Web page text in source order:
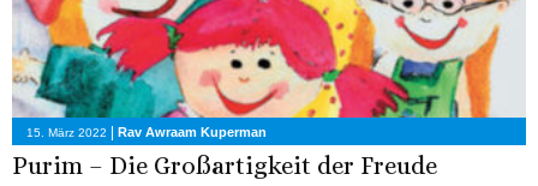
15. März 2022 Rav Awraam Kuperman
Purim – Die Großartigkeit der Freude